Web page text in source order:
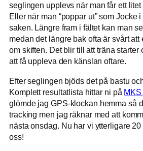
seglingen upplevs när man får ett
Eller när man “poppar ut” som Jocke
saken. Längre fram i fältet kan man
medan det längre bak ofta är svårt att
om skiften. Det blir till att träna starter
att få uppleva den känslan oftare.
Efter seglingen bjöds det på bastu
Komplett resultatlista hittar ni på
glömde jag GPS-klockan hemma så
tracking men jag räknar med att
nästa onsdag. Nu har vi ytterligare
oss!